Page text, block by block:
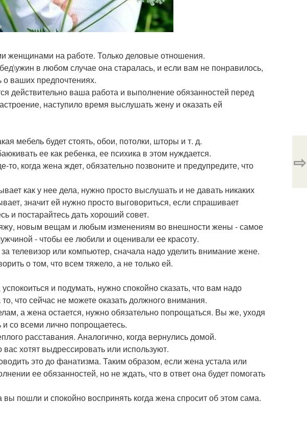
женщинами на работе. Только деловые отношения.
в любом случае она старалась, и если вам не понравилось,
ваших предпочтениях.
действительно ваша работа и выполнение обязанностей перед
наступило время выслушать жену и оказать ей
мебель будет стоять, обои, потолки, шторы и т. д.
ее как ребенка, ее психика в этом нуждается.
то, когда жена ждет, обязательно позвоните и предупредите, что
как у нее дела, нужно просто выслушать и не давать никаких
значит ей нужно просто выговориться, если спрашивает
и постарайтесь дать хороший совет.
новым вещам и любым изменениям во внешности жены - самое
- чтобы ее любили и оценивали ее красоту.
телевизор или компьютер, сначала надо уделить внимание жене.
о том, что всем тяжело, а не только ей.
и подумать, нужно спокойно сказать, что вам надо
что сейчас не можете оказать должного внимания.
а жена остается, нужно обязательно попрощаться. Вы же, уходя
со всеми лично попрощаетесь.
расставания. Аналогично, когда вернулись домой.
хотят выдрессировать или используют.
это до фанатизма. Таким образом, если жена устала или
ее обязанностей, но не ждать, что в ответ она будет помогать
вы пошли и спокойно воспринять когда жена спросит об этом сама.
⇨